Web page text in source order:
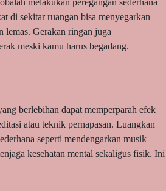
melakukan peregangan sederhana
di sekitar ruangan bisa menyegarkan
lemas. Gerakan ringan juga
meski kamu harus begadang.
berlebihan dapat memperparah efek
atau teknik pernapasan. Luangkan
seperti mendengarkan musik
kesehatan mental sekaligus fisik. Ini